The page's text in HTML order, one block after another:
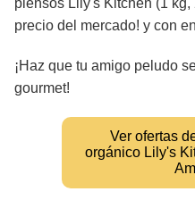
piensos Lily's Kitchen (1 kg,
precio del mercado! y con
¡Haz que tu amigo peludo
gourmet!
Ver ofertas
orgánico Lily's